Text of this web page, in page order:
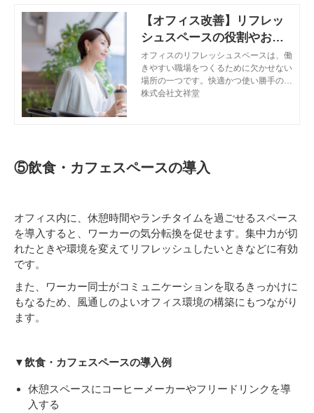
【オフィス改善】リフレッ
シュスペースの役割やおす
すめの家具・設備について
解説
オフィスのリフレッシュスペースは、働
きやすい職場をつくるために欠かせない
場所の一つです。快適かつ使い勝手のよ
いリフレッシュスペースを設けること
の家具・設備について紹介します。
株式会社文祥堂
⑤飲食・カフェスペースの導入
オフィス内に、休憩時間やランチタイムを過ごせるスペース
を導入すると、ワーカーの気分転換を促せます。集中力が切
れたときや環境を変えてリフレッシュしたいときなどに有効
です。
また、ワーカー同士がコミュニケーションを取るきっかけに
もなるため、風通しのよいオフィス環境の構築にもつながり
ます。
▼飲食・カフェスペースの導入例
休憩スペースにコーヒーメーカーやフリードリンクを導
入する